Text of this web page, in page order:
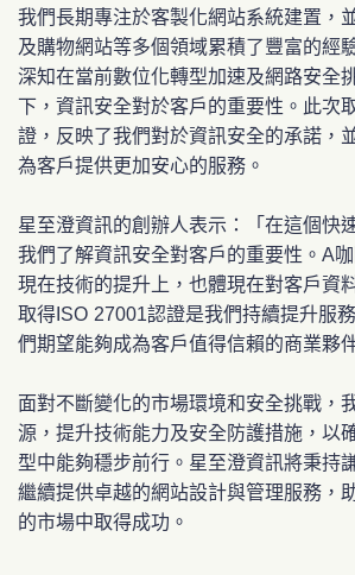
我們長期專注於客製化網站系統建置，
及購物網站等多個領域累積了豐富的經
深知在當前數位化轉型加速及網路安全
下，資訊安全對於客戶的重要性。此次
證，反映了我們對於資訊安全的承諾，
為客戶提供更加安心的服務。
星至澄資訊的創辦人表示：「在這個快
我們了解資訊安全對客戶的重要性。A
現在技術的提升上，也體現在對客戶資
取得ISO 27001認證是我們持續提升服
們期望能夠成為客戶值得信賴的商業夥伴
面對不斷變化的市場環境和安全挑戰，
源，提升技術能力及安全防護措施，以
型中能夠穩步前行。星至澄資訊將秉持
繼續提供卓越的網站設計與管理服務，
的市場中取得成功。